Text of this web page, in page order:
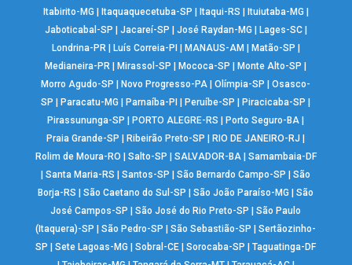
Itabirito-MG | Itaquaquecetuba-SP | Itaqui-RS | Ituiutaba-MG |
Jaboticabal-SP | Jacareí-SP | José Raydan-MG | Lages-SC|
Londrina-PR | Luís Correia-PI | MANAUS-AM | Matão-SP |
Medianeira-PR |Mirassol-SP |Mococa-SP |Monte Alto-SP |
Morro Agudo-SP |Novo Progresso-PA |Olímpia-SP |Osasco-
SP |Paracatu-MG |Parnaíba-PI |Peruíbe-SP |Piracicaba-SP |
Pirassununga-SP |PORTO ALEGRE-RS |Porto Seguro-BA |
Praia Grande-SP |Ribeirão Preto-SP |RIO DE JANEIRO-RJ |
Rolim de Moura-RO | Salto-SP | SALVADOR-BA| Samambaia-DF
|Santa Maria-RS |Santos-SP |São Bernardo Campo-SP |São
Borja-RS |São Caetano do Sul-SP |São João Paraíso-MG |São
José Campos-SP |São José do Rio Preto-SP |São Paulo
(Itaquera)-SP |São Pedro-SP |São Sebastião-SP |Sertãozinho-
SP |Sete Lagoas-MG |Sobral-CE |Sorocaba-SP |Taguatinga-DF